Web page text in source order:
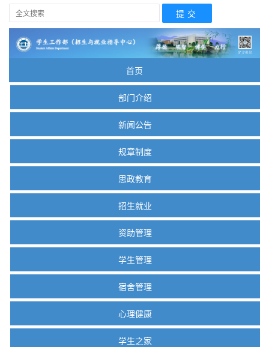
首页
部门介绍
新闻公告
规章制度
思政教育
招生就业
资助管理
学生管理
宿舍管理
心理健康
学生之家